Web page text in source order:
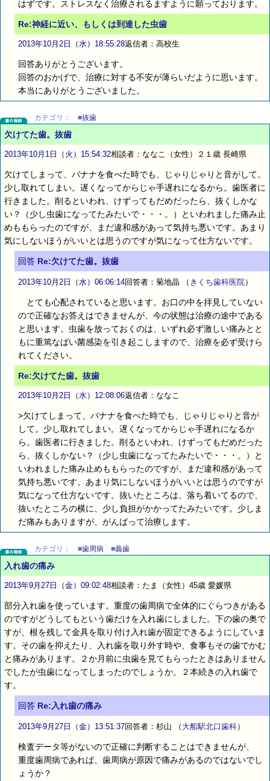
はずです。ストレスなく治療されるますように願っております。
Re:神経に近い、もしくは到達した虫歯
2013年10月2日（水）18:55:28返信者：高校生
回答ありがとうございます。
回答のおかげで、治療に対する不安が薄らいだように思います。
本当にありがとうございました。
カテゴリ： ■抜歯
欠けてた歯。抜歯
2013年10月1日（火）15:54:32相談者：ななこ（女性）２１歳 長崎県
欠けてしまって、バナナを食べた時でも、じゃりじゃりと音がして。
少し取れてしまい。遅くなってからじゃ手遅れになるから。歯医者に
行きました。削るといわれ、けずってもだめだったら、抜くしかな
い？（少し虫歯になってたみたいで・・・。）といわれました痛み止
めももらったのですが、まだ違和感があって気持ち悪いです。あまり
気にしないほうがいいとは思うのですが気になって仕方ないです。
回答 Re:欠けてた歯。抜歯
2013年10月2日（水）06:06:14回答者：菊地晶 （ きくち歯科医院）
とても心配されていると思います。お口の中を拝見していない
ので正確なお答えはできませんが、今の状態は治療の途中である
と思います。虫歯を放っておくのは、いずれ必ず激しい痛みとと
もに重篤なばい菌感染を引き起こしますので、治療を必ず受けら
れてください。
Re:欠けてた歯。抜歯
2013年10月2日（水）12:08:06返信者：ななこ
>欠けてしまって、バナナを食べた時でも、じゃりじゃりと音が
して。少し取れてしまい。遅くなってからじゃ手遅れになるか
ら。歯医者に行きました。削るといわれ、けずってもだめだった
ら、抜くしかない？（少し虫歯になってたみたいで・・・。）と
いわれました痛み止めももらったのですが、まだ違和感があって
気持ち悪いです。あまり気にしないほうがいいとは思うのですが
気になって仕方ないです。抜いたところは、落ち着いてるので、
抜いたところの横に、少し負担がかかってたみたいです。少しま
だ痛みもありますが、がんばって治療します。
カテゴリ： ■歯周病 ■義歯
入れ歯の痛み
2013年9月27日（金）09:02:48相談者：たま（女性）45歳 愛媛県
部分入れ歯を使っています。重度の歯周病で全体的にぐらつきがある
のですがどうしてもという歯だけを入れ歯にしました。下の歯の奥で
すが、根を残して金具を取り付け入れ歯が固定できるようにしていま
す。その歯を抑えたり、入れ歯を取り外す時や、食事もその歯でかむ
と痛みがあります。２か月前に虫歯を見てもらったときはありません
でしたが虫歯になってしまったのでしょうか。２本続きの入れ歯で
す。
回答 Re:入れ歯の痛み
2013年9月27日（金）13:51:37回答者：杉山 （ 大船駅北口歯科）
検査データ等がないので正確に判断することはできませんが、
重度歯周病であれば、歯周病が原因で痛みがあるのではないでし
ょうか？